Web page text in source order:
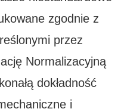
zgodnie z
przez
Normalizacyjną
dokładność
i